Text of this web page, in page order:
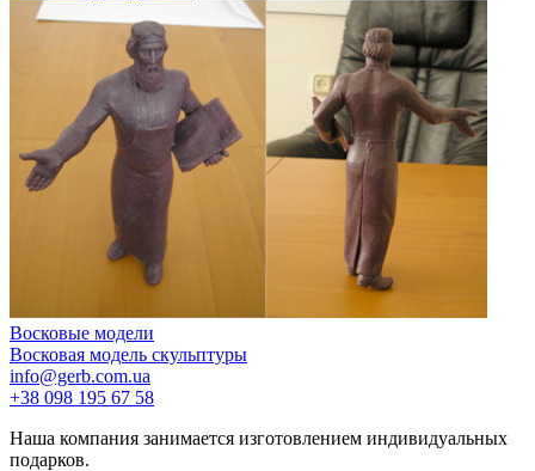
Восковые модели
Восковая модель скульптуры
info@gerb.com.ua
+38 098 195 67 58
Наша компания занимается изготовлением индивидуальных
подарков.